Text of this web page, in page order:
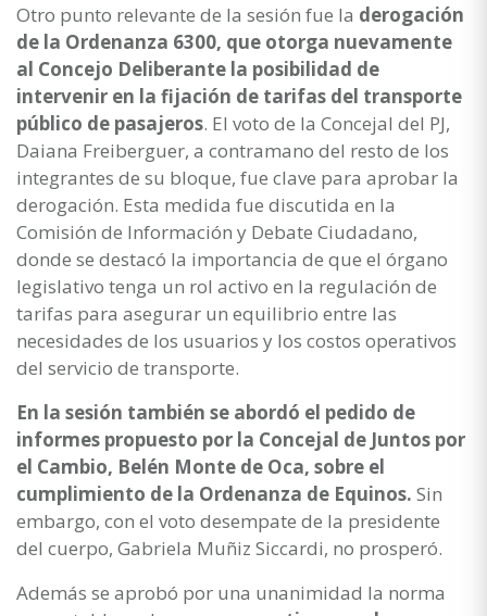
Otro punto relevante de la sesión fue la derogación
de la Ordenanza 6300, que otorga nuevamente
al Concejo Deliberante la posibilidad de
intervenir en la fijación de tarifas del transporte
público de pasajeros. El voto de la Concejal del PJ,
Daiana Freiberguer, a contramano del resto de los
integrantes de su bloque, fue clave para aprobar la
derogación. Esta medida fue discutida en la
Comisión de Información y Debate Ciudadano,
donde se destacó la importancia de que el órgano
legislativo tenga un rol activo en la regulación de
tarifas para asegurar un equilibrio entre las
necesidades de los usuarios y los costos operativos
del servicio de transporte.
En la sesión también se abordó el pedido de
informes propuesto por la Concejal de Juntos por
el Cambio, Belén Monte de Oca, sobre el
cumplimiento de la Ordenanza de Equinos. Sin
embargo, con el voto desempate de la presidente
del cuerpo, Gabriela Muñiz Siccardi, no prosperó.
Además se aprobó por una unanimidad la norma